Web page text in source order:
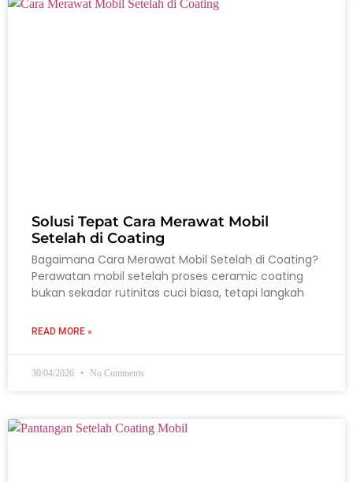
Solusi Tepat Cara Merawat Mobil
Setelah di Coating
Bagaimana Cara Merawat Mobil Setelah di Coating?
Perawatan mobil setelah proses ceramic coating
bukan sekadar rutinitas cuci biasa, tetapi langkah
READ MORE »
30/04/2026 No Comments